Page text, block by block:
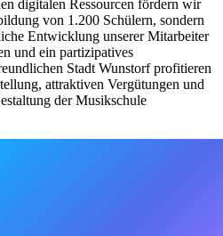
digitalen Ressourcen fördern wir
von 1.200 Schülern, sondern
Entwicklung unserer Mitarbeiter
und ein partizipatives
Stadt Wunstorf profitieren
attraktiven Vergütungen und
der Musikschule